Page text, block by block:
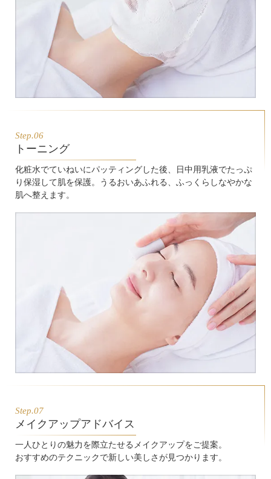
Step.06
トーニング
化粧水でていねいにパッティングした後、日中用乳液でたっぷ
り保湿して肌を保護。うるおいあふれる、ふっくらしなやかな
肌へ整えます。
Step.07
メイクアップアドバイス
一人ひとりの魅力を際立たせるメイクアップをご提案。
おすすめのテクニックで新しい美しさが見つかります。